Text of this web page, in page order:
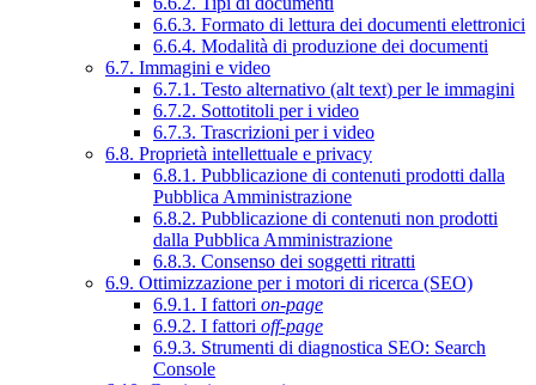
6.6.3. Formato di lettura dei documenti elettronici
6.6.4. Modalità di produzione dei documenti
6.7. Immagini e video
6.7.1. Testo alternativo (alt text) per le immagini
6.7.2. Sottotitoli per i video
6.7.3. Trascrizioni per i video
6.8. Proprietà intellettuale e privacy
6.8.1. Pubblicazione di contenuti prodotti dalla
Pubblica Amministrazione
6.8.2. Pubblicazione di contenuti non prodotti
dalla Pubblica Amministrazione
6.8.3. Consenso dei soggetti ritratti
6.9. Ottimizzazione per i motori di ricerca (SEO)
6.9.1. I fattori on-page
6.9.2. I fattori off-page
6.9.3. Strumenti di diagnostica SEO: Search
Console